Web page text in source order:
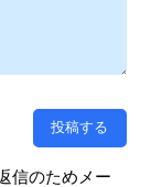
信のためメー